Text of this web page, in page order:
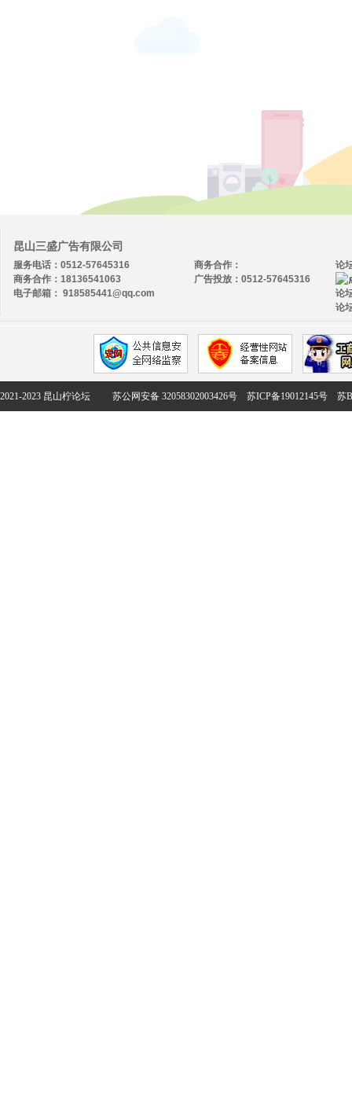
昆山三盛广告有限公司
服务电话：0512-57645316
商务合作：18136541063
电子邮箱： 918585441@qq.com
论
论
论
商务合作：
广告投放：0512-57645316
2021-2023 昆山柠论坛 苏公网安备 32058302003426号 苏ICP备19012145号 苏